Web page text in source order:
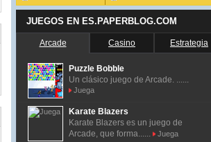
JUEGOS EN ES.PAPERBLOG.COM
Arcade Casino Estrategia
Puzzle Bobble
Un clásico juego de Arcade. ......
Juega
Karate Blazers
Karate Blazers es un juego de
Arcade, que forma......
Juega